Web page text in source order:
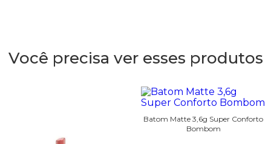
Você precisa ver esses produtos
Batom Matte 3,6g Super Conforto
Bombom